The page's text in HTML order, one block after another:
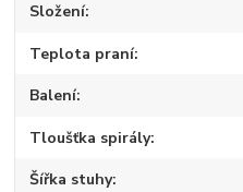
Složení
Teplota praní
Balení
Tloušťka spirály
Šířka stuhy